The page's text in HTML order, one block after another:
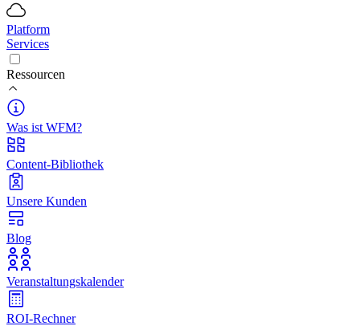
Platform
Services
Ressourcen
Was ist WFM?
Content-Bibliothek
Unsere Kunden
Blog
Veranstaltungskalender
ROI-Rechner